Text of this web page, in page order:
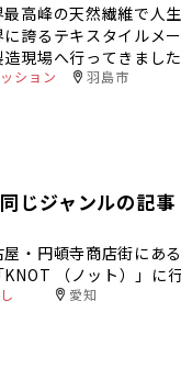
最高峰の天然繊維で人
誇るテキスタイルメ
造現場へ行ってきました
ション 羽島市
同じジャンルの記事
屋・円頓寺商店街にあ
KNOT （ノット）」に
愛知